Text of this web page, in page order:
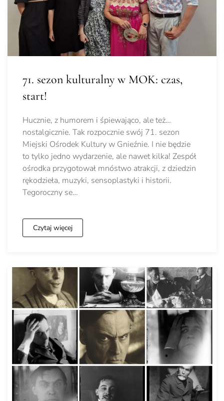
71. sezon kulturalny w MOK: czas,
start!
Hucznie, z humorem i śpiewająco, ale też…
nostalgicznie. Tak rozpocznie swój 71. sezon
Miejski Ośrodek Kultury w Gnieźnie. I nie będzie
to tylko jedno wydarzenie, ale nawet kilka! Zespół
ośrodka przygotował mnóstwo atrakcji, z dziedzin
rękodzieła, muzyki, sensoplastyki i historii.
Tegoroczny se…
Czytaj więcej